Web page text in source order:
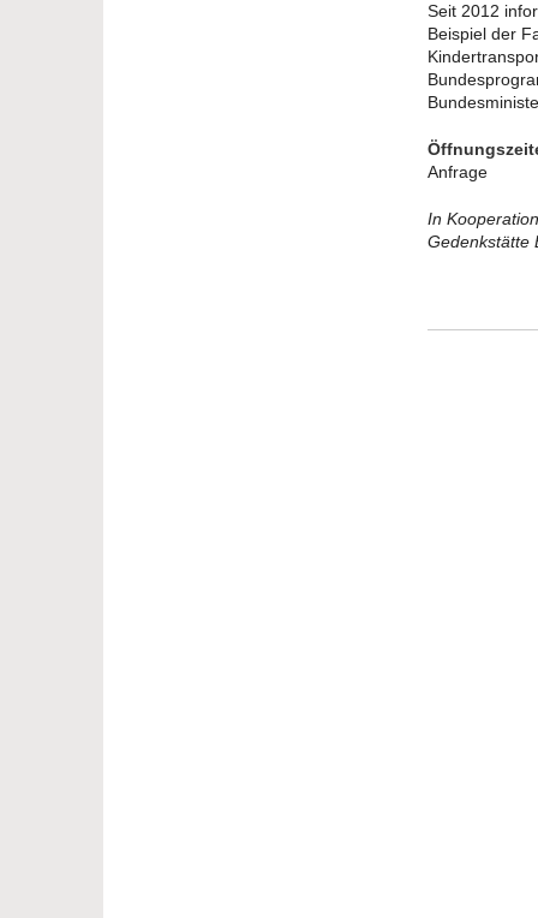
Seit 2012
Beispiel der
Anfrage
In
Gedenkstätte